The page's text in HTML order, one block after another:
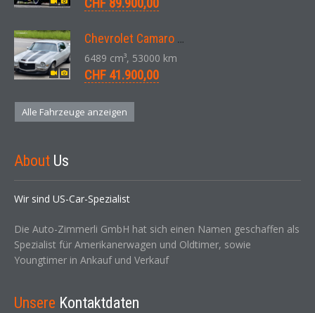
Chevrolet Camaro SS 396 LS3 Coupe Aut. 1971
6489 cm³, 53000 km
CHF 41.900,00
Alle Fahrzeuge anzeigen
About Us
Wir sind US-Car-Spezialist
Die Auto-Zimmerli GmbH hat sich einen Namen geschaffen als
Spezialist für Amerikanerwagen und Oldtimer, sowie
Youngtimer in Ankauf und Verkauf
Unsere Kontaktdaten